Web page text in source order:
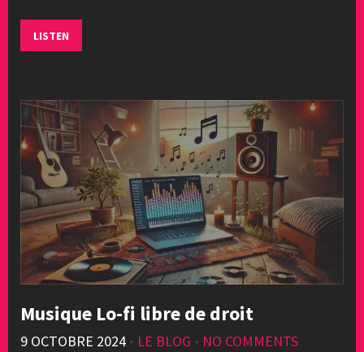
LISTEN
Musique Lo-fi libre de droit
9 OCTOBRE 2024 • LE BLOG • NO COMMENTS